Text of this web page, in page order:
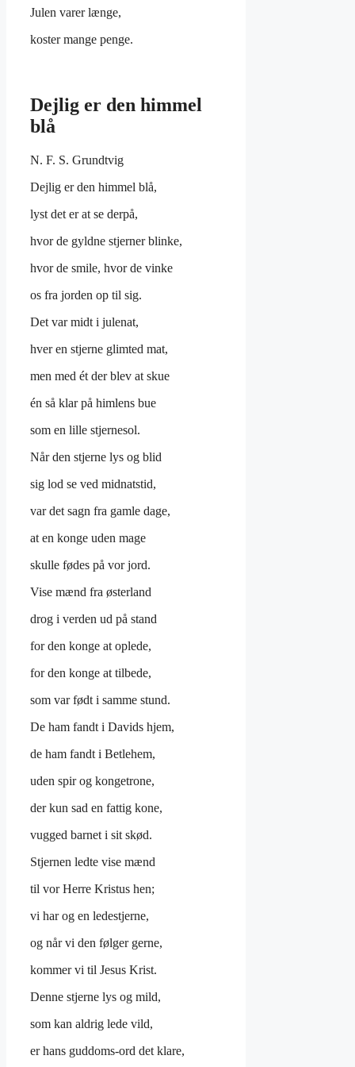
Julen varer længe,
koster mange penge.
Dejlig er den himmel
blå
N. F. S. Grundtvig
Dejlig er den himmel blå,
lyst det er at se derpå,
hvor de gyldne stjerner blinke,
hvor de smile, hvor de vinke
os fra jorden op til sig.
Det var midt i julenat,
hver en stjerne glimted mat,
men med ét der blev at skue
én så klar på himlens bue
som en lille stjernesol.
Når den stjerne lys og blid
sig lod se ved midnatstid,
var det sagn fra gamle dage,
at en konge uden mage
skulle fødes på vor jord.
Vise mænd fra østerland
drog i verden ud på stand
for den konge at oplede,
for den konge at tilbede,
som var født i samme stund.
De ham fandt i Davids hjem,
de ham fandt i Betlehem,
uden spir og kongetrone,
der kun sad en fattig kone,
vugged barnet i sit skød.
Stjernen ledte vise mænd
til vor Herre Kristus hen;
vi har og en ledestjerne,
og når vi den følger gerne,
kommer vi til Jesus Krist.
Denne stjerne lys og mild,
som kan aldrig lede vild,
er hans guddoms-ord det klare,